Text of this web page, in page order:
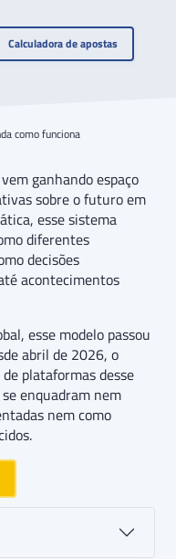
Calculadora de apostas
como funciona
ganhando espaço
sobre o futuro em
esse sistema
diferentes
decisões
acontecimentos
esse modelo passou
abril de 2026, o
plataformas desse
enquadram nem
nem como